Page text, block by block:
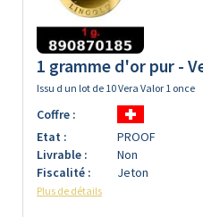
1 gramme d'or pur -
Issu d un lot de 10 Vera Valor 1 once
Coffre :
Etat :
PROOF
Livrable :
Non
Fiscalité :
Jeton
Plus de détails